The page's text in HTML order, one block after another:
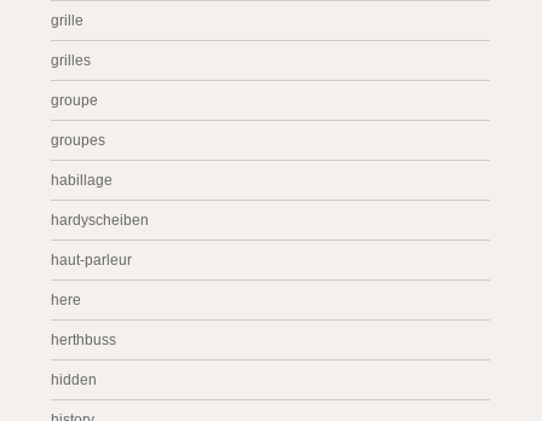
grille
grilles
groupe
groupes
habillage
hardyscheiben
haut-parleur
here
herthbuss
hidden